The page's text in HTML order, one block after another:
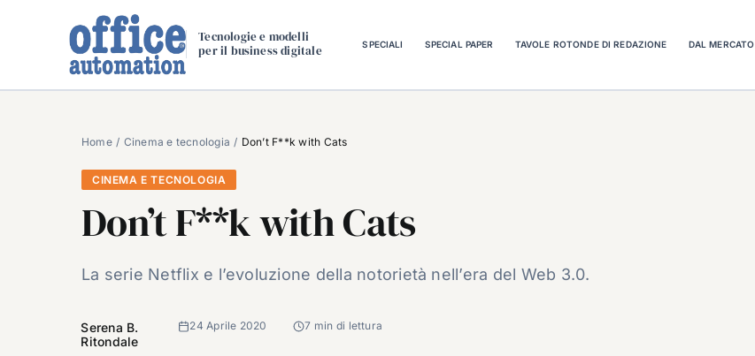
Tecnologie e modelli
per il business digitale
SPECIALI SPECIAL PAPER TAVOLE ROTONDE DI REDAZIONE DAL MERCATO
Home Cinema e tecnologia Don’t F**k with Cats
CINEMA E TECNOLOGIA
Don’t F**k with Cats
La serie Netflix e l’evoluzione della notorietà nell’era del Web 3.0.
Serena B.
Ritondale
24 Aprile 2020 7 min di lettura